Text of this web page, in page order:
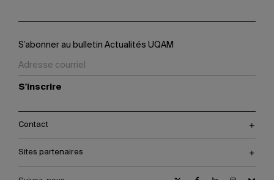
S’abonner au bulletin Actualités UQAM
S'inscrire
Contact
Sites partenaires